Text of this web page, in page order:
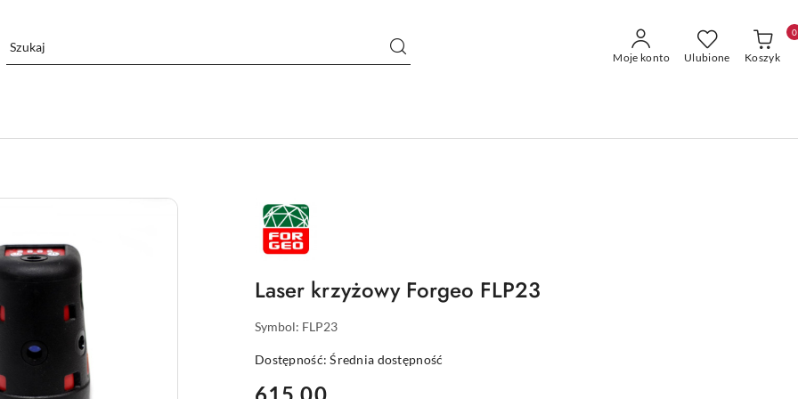
Moje konto Ulubione Koszyk
0
NAZWA
PRODUCENTA:
FORGEO
Laser krzyżowy Forgeo FLP23
Symbol: FLP23
Dostępność:Średnia dostępność
cena:
615.00